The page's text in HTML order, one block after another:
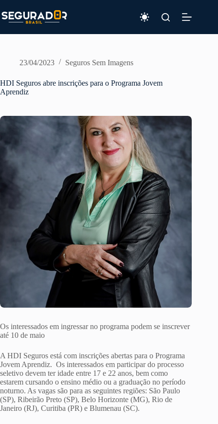
para
o
23/04/2023 Seguros Sem Imagens
HDI Seguros abre inscrições para o Programa Jovem
Aprendiz
Os interessados em ingressar no programa podem se inscrever
até 10 de maio
A HDI Seguros está com inscrições abertas para o Programa
Jovem Aprendiz. Os interessados em participar do processo
seletivo devem ter idade entre 17 e 22 anos, bem como
estarem cursando o ensino médio ou a graduação no período
noturno. As vagas são para as seguintes regiões: São Paulo
(SP), Ribeirão Preto (SP), Belo Horizonte (MG), Rio de
Janeiro (RJ), Curitiba (PR) e Blumenau (SC).